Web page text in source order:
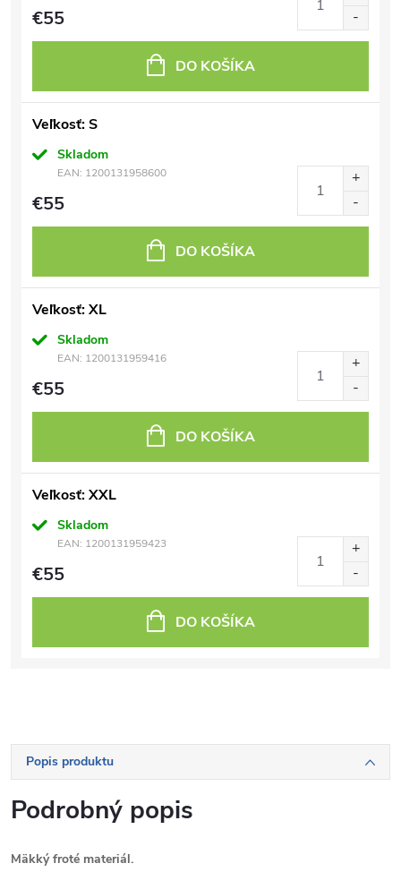
€55
DO KOŠÍKA
Veľkosť: S
Skladom
EAN: 1200131958600
€55
DO KOŠÍKA
Veľkosť: XL
Skladom
EAN: 1200131959416
€55
DO KOŠÍKA
Veľkosť: XXL
Skladom
EAN: 1200131959423
€55
DO KOŠÍKA
Popis produktu
Podrobný popis
Mäkký froté materiál.